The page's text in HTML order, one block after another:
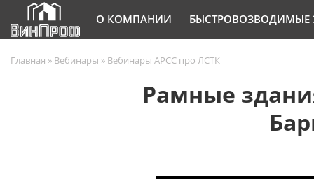
О КОМПАНИИ БЫСТРОВОЗВОДИМЫЕ
Главная » Вебинары » Вебинары АРСС про ЛСТК
Рамные